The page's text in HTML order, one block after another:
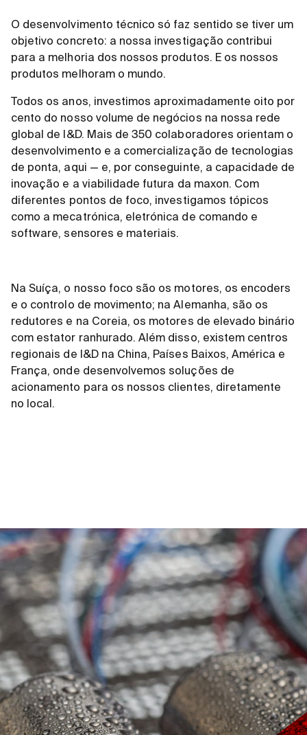
O desenvolvimento técnico só faz sentido se tiver um
objetivo concreto: a nossa investigação contribui
para a melhoria dos nossos produtos. E os nossos
produtos melhoram o mundo.
Todos os anos, investimos aproximadamente oito por
cento do nosso volume de negócios na nossa rede
global de I&D. Mais de 350 colaboradores orientam o
desenvolvimento e a comercialização de tecnologias
de ponta, aqui — e, por conseguinte, a capacidade de
inovação e a viabilidade futura da maxon. Com
diferentes pontos de foco, investigamos tópicos
como a mecatrónica, eletrónica de comando e
software, sensores e materiais.
Na Suíça, o nosso foco são os motores, os encoders
e o controlo de movimento; na Alemanha, são os
redutores e na Coreia, os motores de elevado binário
com estator ranhurado. Além disso, existem centros
regionais de I&D na China, Países Baixos, América e
França, onde desenvolvemos soluções de
acionamento para os nossos clientes, diretamente
no local.